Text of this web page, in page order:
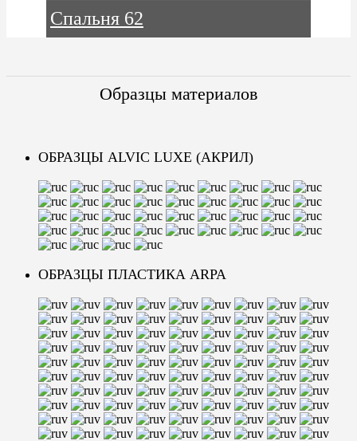
Спальня 62
образцы материалов
ОБРАЗЦЫ ALVIC LUXE (АКРИЛ)
ОБРАЗЦЫ ПЛАСТИКА ARPA